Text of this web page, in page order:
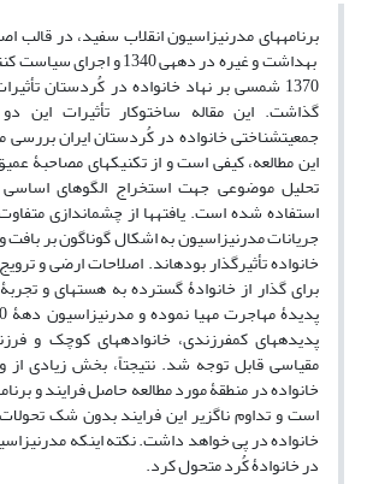
برنامه‏های مدرنیزاسیون انقلاب سفید، در قالب
بهداشت و غیره در دهه‏ی 1340 و
1370 شمسی بر نهاد خانواده در کُردستان
گذاشت. این مقاله ساخت‏وکار تأثیرات این
جمعیت‏شناختی خانواده در کُردستان ایران
این مطالعه، کیفی است و از تکنیک‏های مصاحبۀ
تحلیل موضوعی جهت استخراج الگوهای اساسی
استفاده شده است. یافته‏ها از چشم‏اندازی
جریانات مدرنیزاسیون به اشکال گوناگون بر
خانواده تأثیرگذار بوده‏اند. اصلاحات ارضی و
برای گذار از خانوادۀ گسترده به هسته‏ای و
پدیده‏های کم‏فرزندی، خانواده‏های کوچک و
مقیاسی قابل توجه شد. نتیجتاً، بخش زیادی از
خانواده در منطقۀ مورد مطالعه حاصل فرایند و
است و تداوم ناگزیر این فرایند بدون شک
خانواده در پی خواهد داشت. نکته اینکه
در خانوادۀ کُرد متحول کرد.